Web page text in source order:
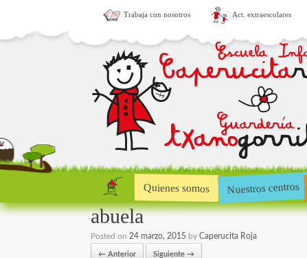
Trabaja con nosotros Act. extraescolares
Quienes somos Nuestros centros
abuela
Posted on 24 marzo, 2015 by Caperucita Roja
← Anterior Siguiente →